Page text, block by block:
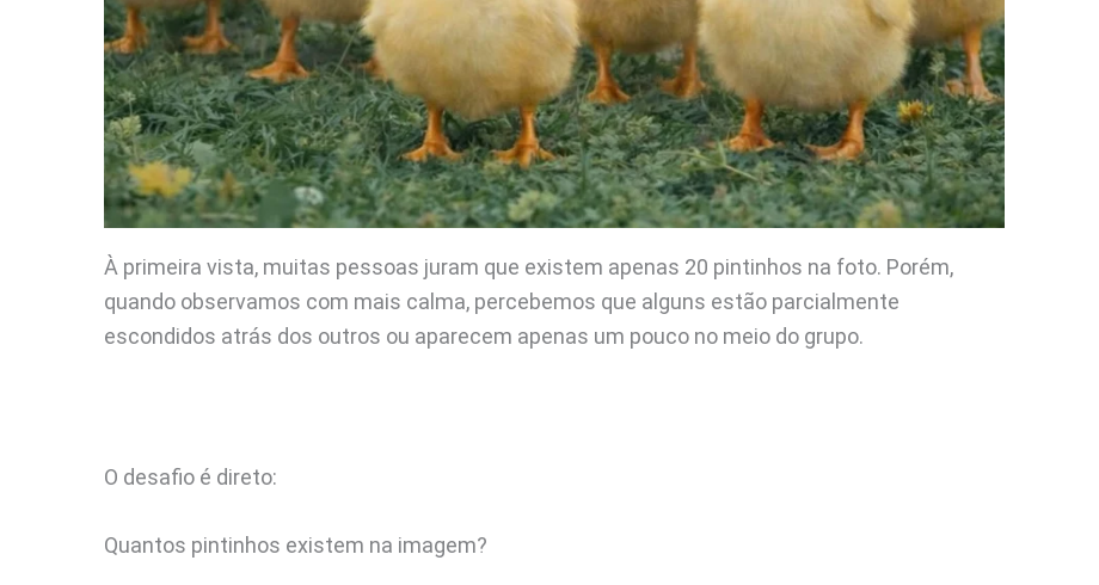
À primeira vista, muitas pessoas juram que existem apenas 20 pintinhos na foto. Porém,
quando observamos com mais calma, percebemos que alguns estão parcialmente
escondidos atrás dos outros ou aparecem apenas um pouco no meio do grupo.
O desafio é direto:
Quantos pintinhos existem na imagem?